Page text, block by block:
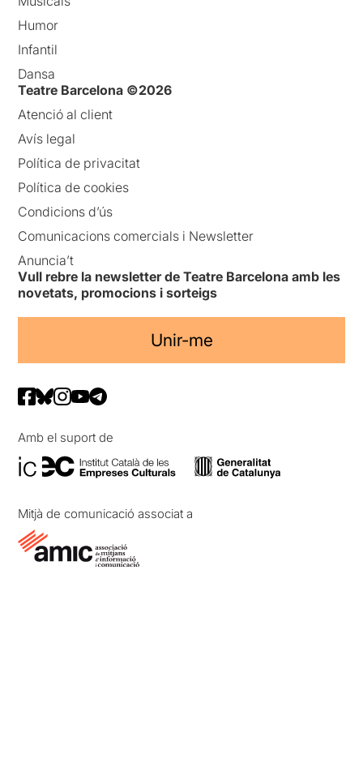
Humor
Infantil
Dansa
Teatre Barcelona ©2026
Atenció al client
Avís legal
Política de privacitat
Política de cookies
Condicions d’ús
Comunicacions comercials i Newsletter
Anuncia’t
Vull rebre la newsletter de Teatre Barcelona amb les
novetats, promocions i sorteigs
Unir-me
Amb el suport de
Mitjà de comunicació associat a